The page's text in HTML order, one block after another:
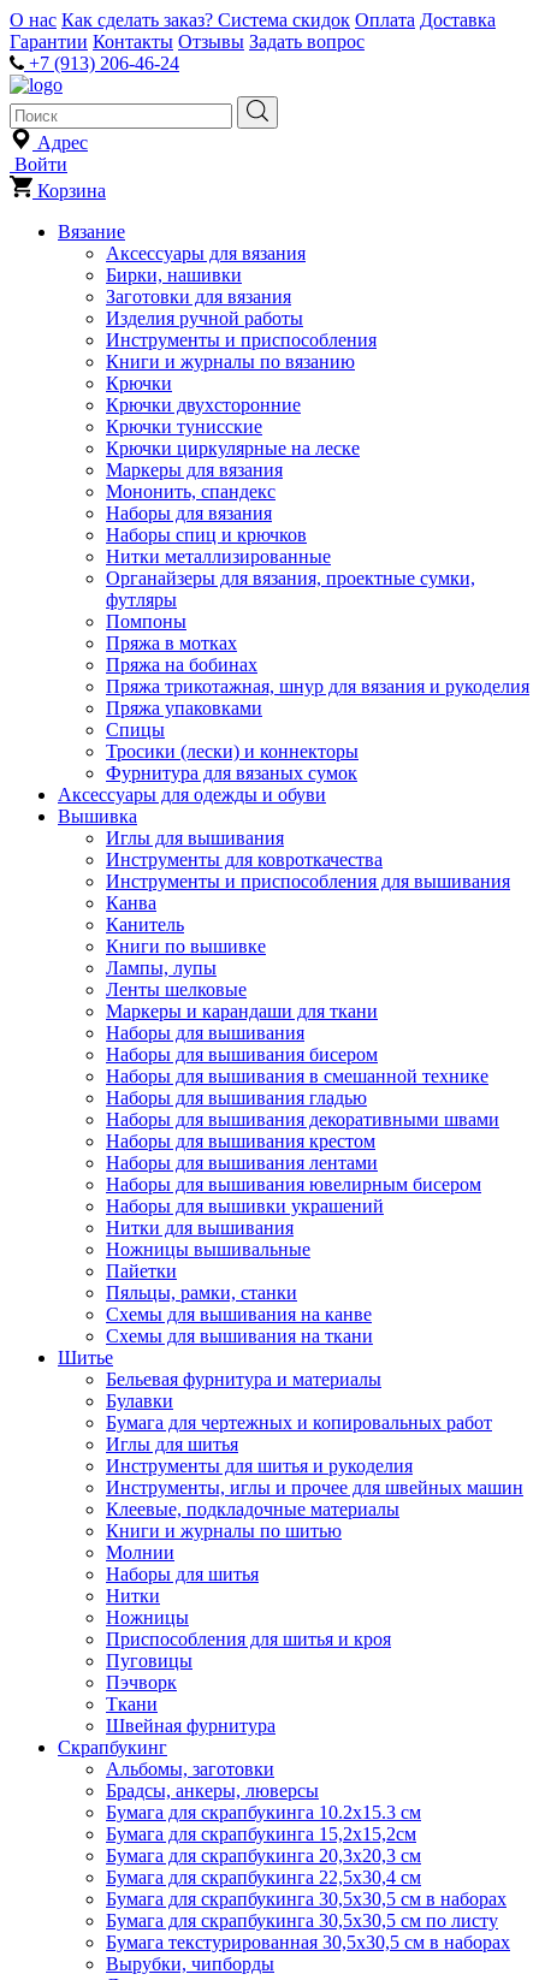
О нас Как сделать заказ? Система скидок Оплата Доставка
Гарантии Контакты Отзывы Задать вопрос
+7 (913) 206-46-24
Адрес
Войти
Корзина
Вязание
Аксессуары для вязания
Бирки, нашивки
Заготовки для вязания
Изделия ручной работы
Инструменты и приспособления
Книги и журналы по вязанию
Крючки
Крючки двухсторонние
Крючки тунисские
Крючки циркулярные на леске
Маркеры для вязания
Мононить, спандекс
Наборы для вязания
Наборы спиц и крючков
Нитки металлизированные
Органайзеры для вязания, проектные сумки,
футляры
Помпоны
Пряжа в мотках
Пряжа на бобинах
Пряжа трикотажная, шнур для вязания и рукоделия
Пряжа упаковками
Спицы
Тросики (лески) и коннекторы
Фурнитура для вязаных сумок
Аксессуары для одежды и обуви
Вышивка
Иглы для вышивания
Инструменты для ковроткачества
Инструменты и приспособления для вышивания
Канва
Канитель
Книги по вышивке
Лампы, лупы
Ленты шелковые
Маркеры и карандаши для ткани
Наборы для вышивания
Наборы для вышивания бисером
Наборы для вышивания в смешанной технике
Наборы для вышивания гладью
Наборы для вышивания декоративными швами
Наборы для вышивания крестом
Наборы для вышивания лентами
Наборы для вышивания ювелирным бисером
Наборы для вышивки украшений
Нитки для вышивания
Ножницы вышивальные
Пайетки
Пяльцы, рамки, станки
Схемы для вышивания на канве
Схемы для вышивания на ткани
Шитье
Бельевая фурнитура и материалы
Булавки
Бумага для чертежных и копировальных работ
Иглы для шитья
Инструменты для шитья и рукоделия
Инструменты, иглы и прочее для швейных машин
Клеевые, подкладочные материалы
Книги и журналы по шитью
Молнии
Наборы для шитья
Нитки
Ножницы
Приспособления для шитья и кроя
Пуговицы
Пэчворк
Ткани
Швейная фурнитура
Скрапбукинг
Альбомы, заготовки
Брадсы, анкеры, люверсы
Бумага для скрапбукинга 10.2х15.3 см
Бумага для скрапбукинга 15,2х15,2см
Бумага для скрапбукинга 20,3х20,3 см
Бумага для скрапбукинга 22,5х30,4 см
Бумага для скрапбукинга 30,5х30,5 см в наборах
Бумага для скрапбукинга 30,5х30,5 см по листу
Бумага текстурированная 30,5х30,5 см в наборах
Вырубки, чипборды